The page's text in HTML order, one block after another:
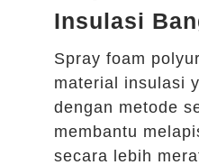
Insulasi
Spray foam
material insulasi
dengan metode
membantu
secara lebih